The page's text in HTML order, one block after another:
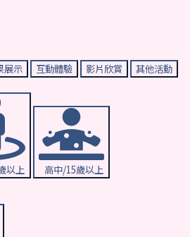
展示 互動體驗 影片欣賞 其他活動
以上 高中/15歲以上